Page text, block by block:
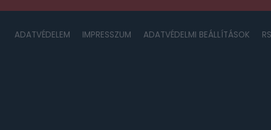
ADATVÉDELEM IMPRESSZUM ADATVÉDELMI BEÁLLÍTÁSOK